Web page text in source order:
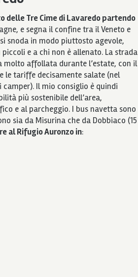
delle Tre Cime di Lavaredo partendo
e segna il confine tra il Veneto e
snoda in modo piuttosto agevole,
e a chi non è allenato. La strada
molto affollata durante l’estate, con il
le tariffe decisamente salate (nel
Il mio consiglio è quindi
più sostenibile dell’area,
e al parcheggio. I bus navetta sono
sia da Misurina che da Dobbiaco (15
al Rifugio Auronzo in: